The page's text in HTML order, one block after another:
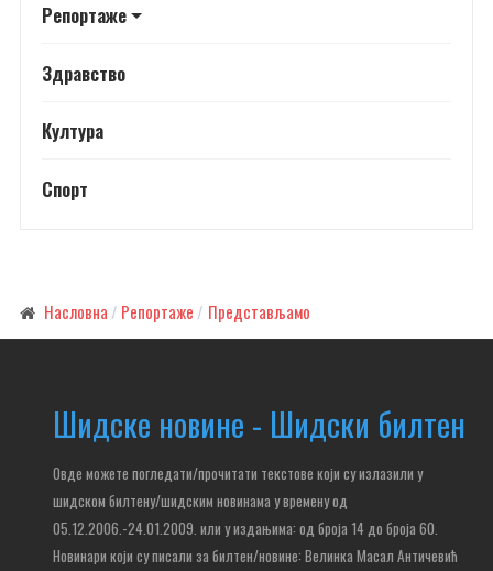
Репортаже
Здравство
Култура
Спорт
Насловна Репортаже Представљамо
Шидске новине - Шидски билтен
Овде можете погледати/прочитати текстове који су излазили у
шидском билтену/шидским новинама у времену од
05.12.2006.-24.01.2009. или у издањима: од броја 14 до броја 60.
Новинари који су писали за билтен/новине: Велинка Масал Античевић